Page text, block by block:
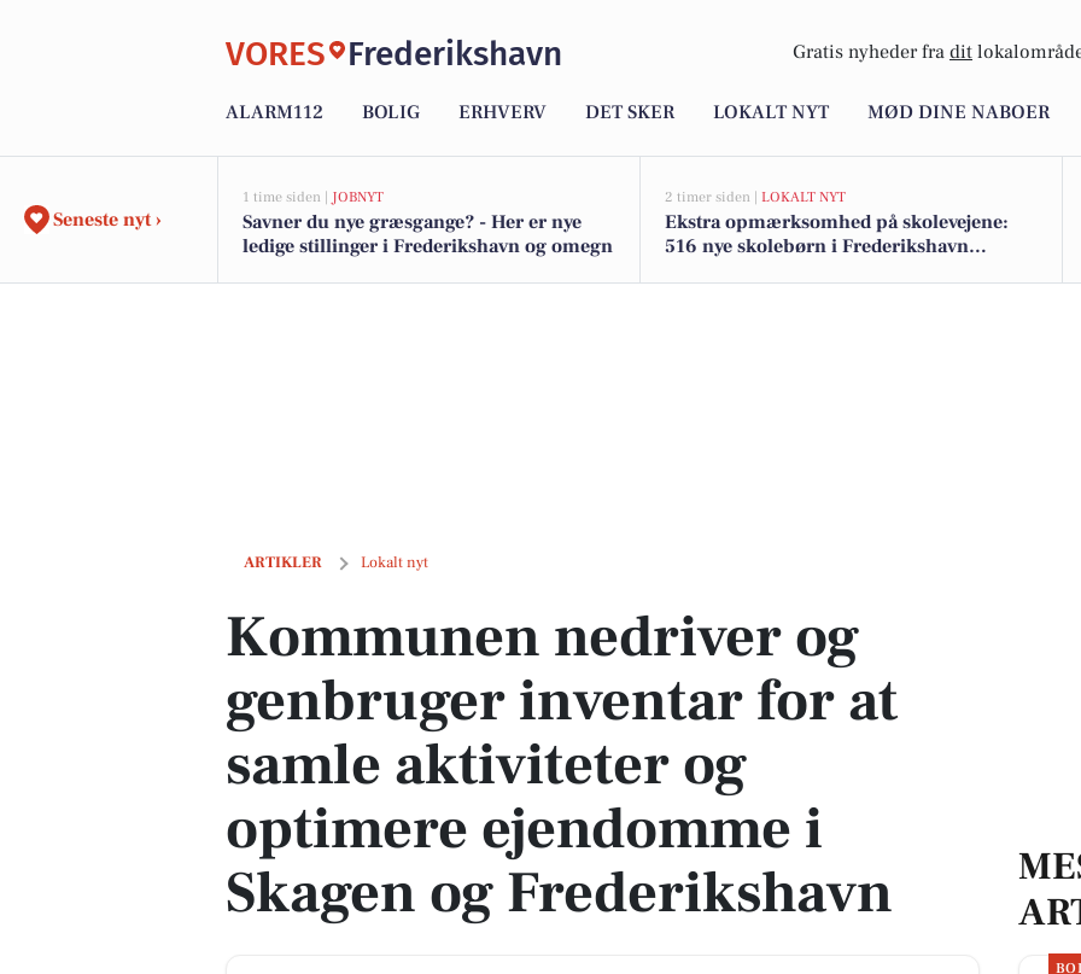
VORES Frederikshavn Gratis nyheder fra dit
ALARM112 BOLIG ERHVERV DET SKER LOKALT NYT MØD DINE NABOER
Seneste nyt ›
1 time siden | JOBNYT
Savner du nye græsgange? - Her er nye
ledige stillinger i Frederikshavn og omegn
2 timer siden | LOKALT NYT
Ekstra opmærksomhed på skolevejene:
516 nye skolebørn i Frederikshavn
ARTIKLER Lokalt nyt
Kommunen nedriver og genbruger inventar for at samle aktiviteter og optimere ejendomme i Skagen og Frederikshavn
Kommunen nedriver og
genbruger inventar for at
samle aktiviteter og
optimere ejendomme i
Skagen og Frederikshavn